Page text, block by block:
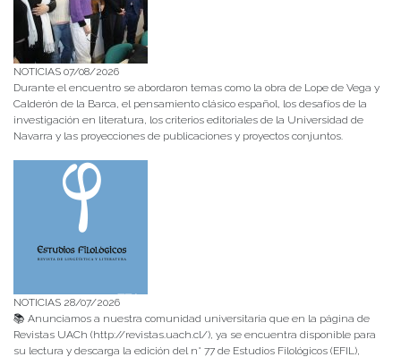
NOTICIAS 07/08/2026
Durante el encuentro se abordaron temas como la obra de Lope de Vega y
Calderón de la Barca, el pensamiento clásico español, los desafíos de la
investigación en literatura, los criterios editoriales de la Universidad de
Navarra y las proyecciones de publicaciones y proyectos conjuntos.
NOTICIAS 28/07/2026
📚 Anunciamos a nuestra comunidad universitaria que en la página de
Revistas UACh (http://revistas.uach.cl/), ya se encuentra disponible para
su lectura y descarga la edición del n° 77 de Estudios Filológicos (EFIL),